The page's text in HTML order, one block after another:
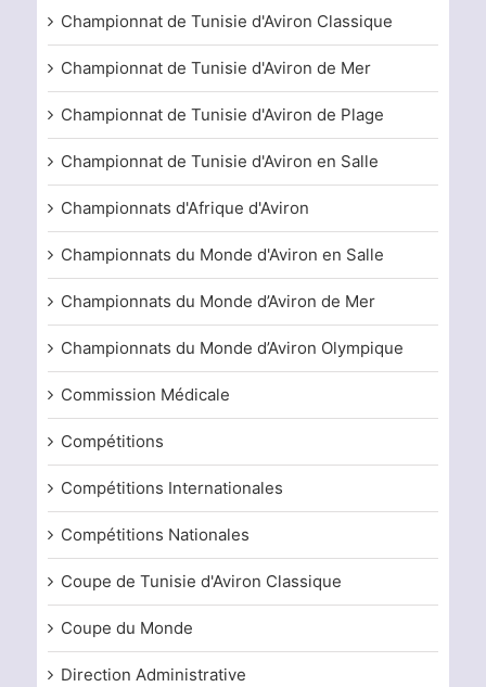
Championnat de Tunisie d'Aviron Classique
Championnat de Tunisie d'Aviron de Mer
Championnat de Tunisie d'Aviron de Plage
Championnat de Tunisie d'Aviron en Salle
Championnats d'Afrique d'Aviron
Championnats du Monde d'Aviron en Salle
Championnats du Monde d’Aviron de Mer
Championnats du Monde d’Aviron Olympique
Commission Médicale
Compétitions
Compétitions Internationales
Compétitions Nationales
Coupe de Tunisie d'Aviron Classique
Coupe du Monde
Direction Administrative